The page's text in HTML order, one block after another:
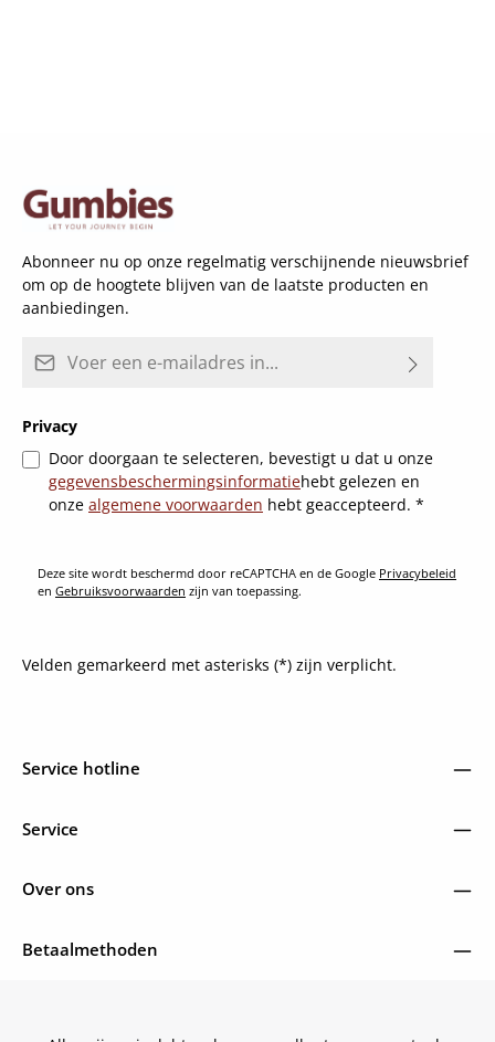
Abonneer nu op onze regelmatig verschijnende nieuwsbrief
om op de hoogtete blijven van de laatste producten en
aanbiedingen.
Privacy
Door doorgaan te selecteren, bevestigt u dat u onze
gegevensbeschermingsinformatiehebt gelezen en
onze algemene voorwaarden hebt geaccepteerd. *
Deze site wordt beschermd door reCAPTCHA en de Google Privacybeleid
en Gebruiksvoorwaarden zijn van toepassing.
Velden gemarkeerd met asterisks (*) zijn verplicht.
Service hotline
Service
Over ons
Betaalmethoden